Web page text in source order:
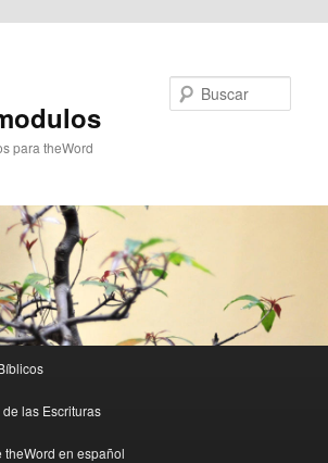
para theWord
las Escrituras
en español